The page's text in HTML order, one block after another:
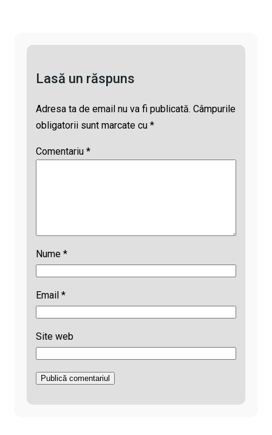
Lasă un răspuns
Adresa ta de email nu va fi publicată. Câmpurile
obligatorii sunt marcate cu *
Comentariu *
Nume *
Email *
Site web